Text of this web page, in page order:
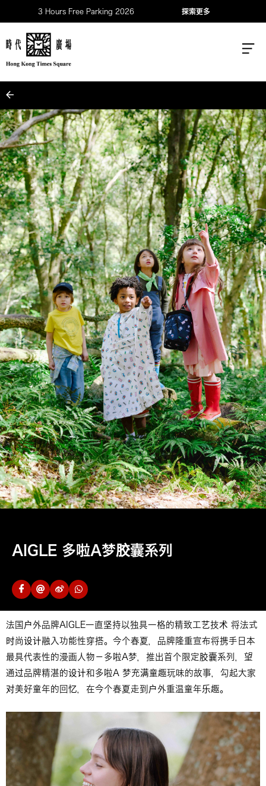
3 Hours Free Parking 2026 探索更多
AIGLE 多啦A梦胶囊系列
法国户外品牌AIGLE一直坚持以独具一格的精致工艺技术 将法式
时尚设计融入功能性穿搭。今个春夏，品牌隆重宣布将携手日本
最具代表性的漫画人物－多啦A梦，推出首个限定胶囊系列，望
通过品牌精湛的设计和多啦A 梦充满童趣玩味的故事，勾起大家
对美好童年的回忆，在今个春夏走到户外重温童年乐趣。